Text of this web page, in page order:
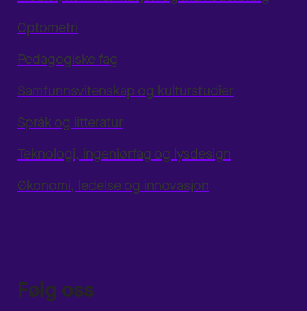
Optometri
Pedagogiske fag
Samfunnsvitenskap og kulturstudier
Språk og litteratur
Teknologi, ingeniørfag og lysdesign
Økonomi, ledelse og innovasjon
Følg oss